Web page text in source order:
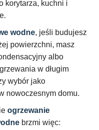
korytarza, kuchni i
wodne, jeśli budujesz
powierzchni, masz
albo
w długim
wybór jako
nowoczesnym domu.
ogrzewanie
brzmi więc: